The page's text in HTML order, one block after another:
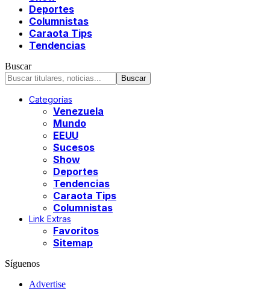
Deportes
Columnistas
Caraota Tips
Tendencias
Buscar
Categorías
Venezuela
Mundo
EEUU
Sucesos
Show
Deportes
Tendencias
Caraota Tips
Columnistas
Link Extras
Favoritos
Sitemap
Síguenos
Advertise